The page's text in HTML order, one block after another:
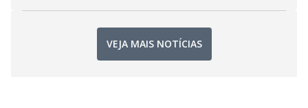
VEJA MAIS NOTÍCIAS